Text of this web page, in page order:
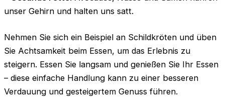
unser Gehirn und halten uns satt.
Nehmen Sie sich ein Beispiel an Schildkröten und üben
Sie Achtsamkeit beim Essen, um das Erlebnis zu
steigern. Essen Sie langsam und genießen Sie Ihr Essen
– diese einfache Handlung kann zu einer besseren
Verdauung und gesteigertem Genuss führen.